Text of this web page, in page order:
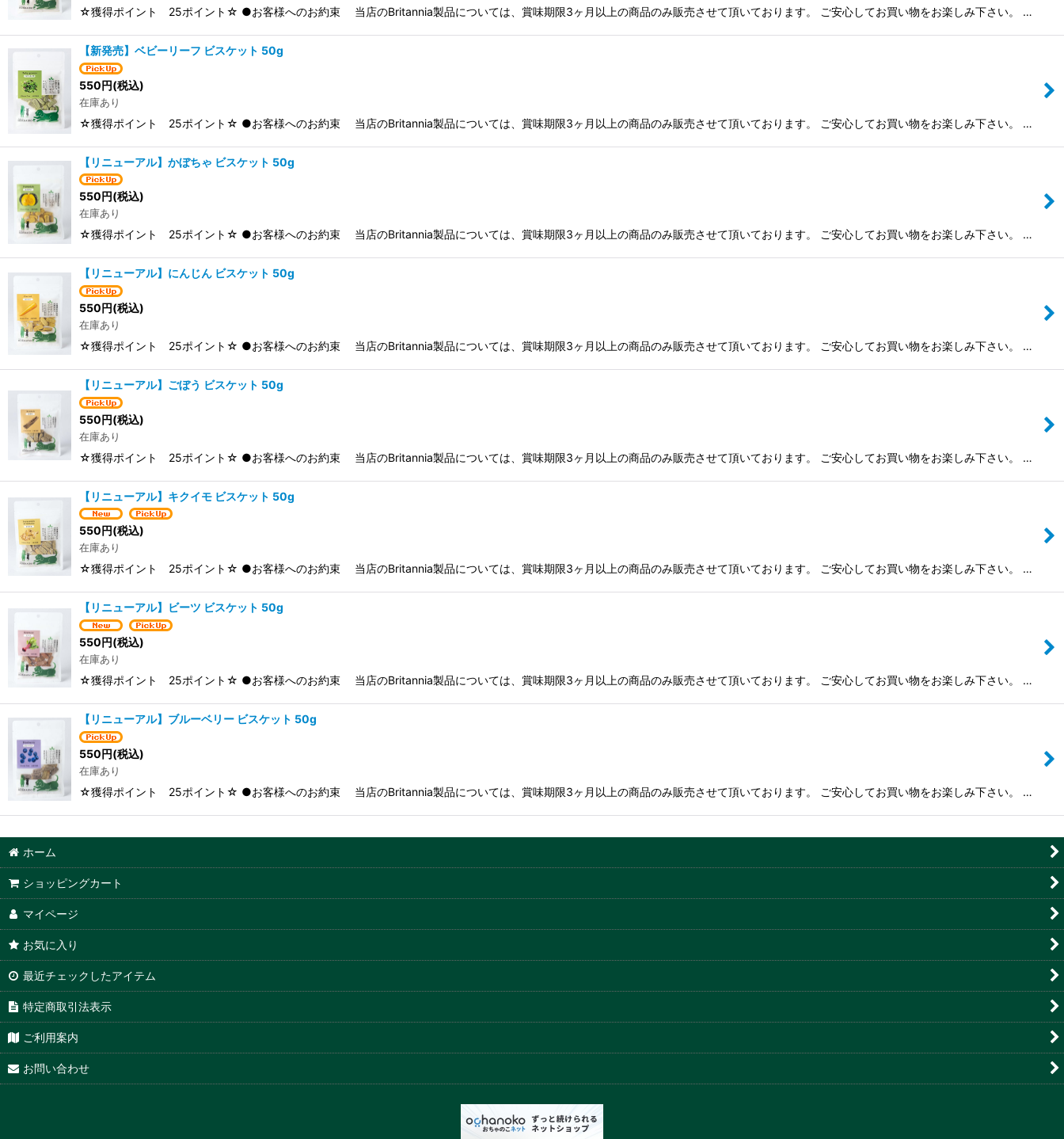
☆獲得ポイント 25ポイント☆ ●お客様へのお約束 当店のBritannia製品については、賞味期限3ヶ月以上の商品のみ販売させて頂いております。 ご安心してお買い物をお楽しみ下さい。 …
【新発売】ベビーリーフ ビスケット 50g
550円(税込)
在庫あり
☆獲得ポイント 25ポイント☆ ●お客様へのお約束 当店のBritannia製品については、賞味期限3ヶ月以上の商品のみ販売させて頂いております。 ご安心してお買い物をお楽しみ下さい。 …
【リニューアル】かぼちゃ ビスケット 50g
550円(税込)
在庫あり
☆獲得ポイント 25ポイント☆ ●お客様へのお約束 当店のBritannia製品については、賞味期限3ヶ月以上の商品のみ販売させて頂いております。 ご安心してお買い物をお楽しみ下さい。 …
【リニューアル】にんじん ビスケット 50g
550円(税込)
在庫あり
☆獲得ポイント 25ポイント☆ ●お客様へのお約束 当店のBritannia製品については、賞味期限3ヶ月以上の商品のみ販売させて頂いております。 ご安心してお買い物をお楽しみ下さい。 …
【リニューアル】ごぼう ビスケット 50g
550円(税込)
在庫あり
☆獲得ポイント 25ポイント☆ ●お客様へのお約束 当店のBritannia製品については、賞味期限3ヶ月以上の商品のみ販売させて頂いております。 ご安心してお買い物をお楽しみ下さい。 …
【リニューアル】キクイモ ビスケット 50g
550円(税込)
在庫あり
☆獲得ポイント 25ポイント☆ ●お客様へのお約束 当店のBritannia製品については、賞味期限3ヶ月以上の商品のみ販売させて頂いております。 ご安心してお買い物をお楽しみ下さい。 …
【リニューアル】ビーツ ビスケット 50g
550円(税込)
在庫あり
☆獲得ポイント 25ポイント☆ ●お客様へのお約束 当店のBritannia製品については、賞味期限3ヶ月以上の商品のみ販売させて頂いております。 ご安心してお買い物をお楽しみ下さい。 …
【リニューアル】ブルーベリー ビスケット 50g
550円(税込)
在庫あり
☆獲得ポイント 25ポイント☆ ●お客様へのお約束 当店のBritannia製品については、賞味期限3ヶ月以上の商品のみ販売させて頂いております。 ご安心してお買い物をお楽しみ下さい。 …
ホーム
ショッピングカート
マイページ
お気に入り
最近チェックしたアイテム
特定商取引法表示
ご利用案内
お問い合わせ